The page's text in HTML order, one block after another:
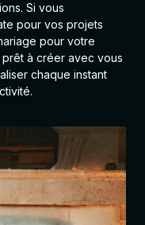
Si vous
pour vos projets
pour votre
prêt à créer avec vous
chaque instant